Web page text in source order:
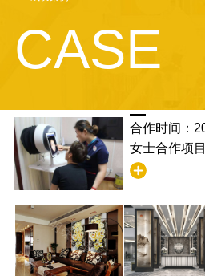
CASE
合作时间：
女士合作项
清洁合作满